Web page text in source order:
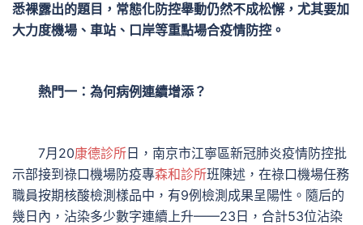
悉裸露出的題目，常態化防控舉動仍然不成松懈，尤其要加
大力度機場、車站、口岸等重點場合疫情防控。
熱門一：為何病例連續增添？
7月20康德診所 日，南京市江寧區新冠肺炎疫情防控批
示部接到祿口機場防疫專森和診所班陳述，在祿口機場任務
職員按期核酸檢測樣品中，有9例檢測成果呈陽性。隨后的
幾日內，沾染多少數字連續上升——23日，合計53位沾染